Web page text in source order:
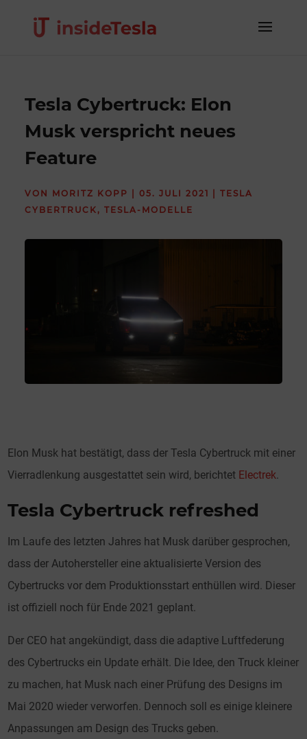
Tesla Cybertruck: Elon
Musk verspricht neues
Feature
VON MORITZ KOPP |05. JULI 2021 |TESLA
CYBERTRUCK,TESLA-MODELLE
Elon Musk hat bestätigt, dass der Tesla Cybertruck mit einer
Vierradlenkung ausgestattet sein wird, berichtet Electrek.
Tesla Cybertruck refreshed
Im Laufe des letzten Jahres hat Musk darüber gesprochen,
dass der Autohersteller eine aktualisierte Version des
Cybertrucks vor dem Produktionsstart enthüllen wird. Dieser
ist offiziell noch für Ende 2021 geplant.
Der CEO hat angekündigt, dass die adaptive Luftfederung
des Cybertrucks ein Update erhält. Die Idee, den Truck kleiner
zu machen, hat Musk nach einer Prüfung des Designs im
Mai 2020 wieder verworfen. Dennoch soll es einige kleinere
Anpassungen am Design des Trucks geben.